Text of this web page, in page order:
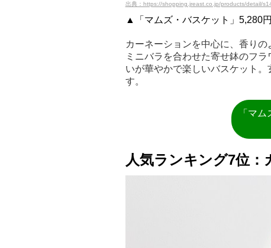
出典：https://shopping.jreast.co.jp/products/detail/
▲「マムズ・バスケット」5,280円
カーネーションを中心に、香り
ミニバラを合わせた寄せ鉢のフ
いが華やかで楽しいバスケット
す。
「マ
人気ランキング7位：